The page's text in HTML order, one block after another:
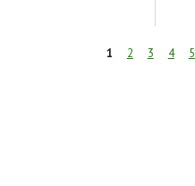
1 2 3 4 5